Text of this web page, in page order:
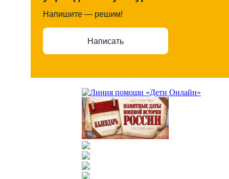
Напишите — решим!
Написать